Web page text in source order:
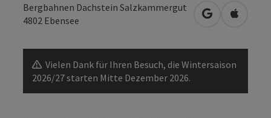
Bergbahnen Dachstein Salzkammergut
4802 Ebensee in Google
in
Vielen Dank für Ihren Besuch, die Wintersaison
2026/27 starten Mitte Dezember 2026.